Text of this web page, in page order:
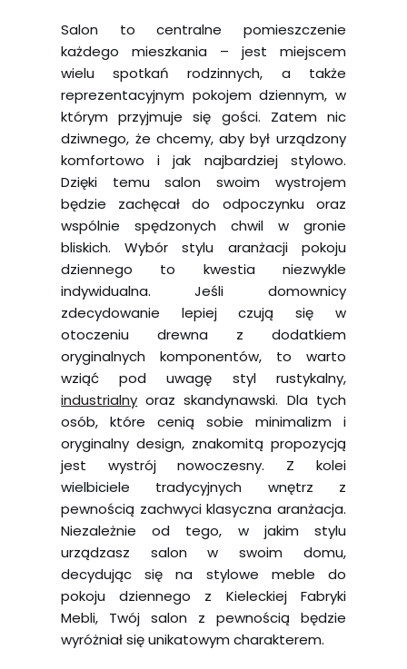
Salon to centralne pomieszczenie
każdego mieszkania – jest miejscem
wielu spotkań rodzinnych, a także
reprezentacyjnym pokojem dziennym, w
którym przyjmuje się gości. Zatem nic
dziwnego, że chcemy, aby był urządzony
komfortowo i jak najbardziej stylowo.
Dzięki temu salon swoim wystrojem
będzie zachęcał do odpoczynku oraz
wspólnie spędzonych chwil w gronie
bliskich. Wybór stylu aranżacji pokoju
dziennego to kwestia niezwykle
indywidualna. Jeśli domownicy
zdecydowanie lepiej czują się w
otoczeniu drewna z dodatkiem
oryginalnych komponentów, to warto
wziąć pod uwagę styl rustykalny,
industrialny oraz skandynawski. Dla tych
osób, które cenią sobie minimalizm i
oryginalny design, znakomitą propozycją
jest wystrój nowoczesny. Z kolei
wielbiciele tradycyjnych wnętrz z
pewnością zachwyci klasyczna aranżacja.
Niezależnie od tego, w jakim stylu
urządzasz salon w swoim domu,
decydując się na stylowe meble do
pokoju dziennego z Kieleckiej Fabryki
Mebli, Twój salon z pewnością będzie
wyróżniał się unikatowym charakterem.